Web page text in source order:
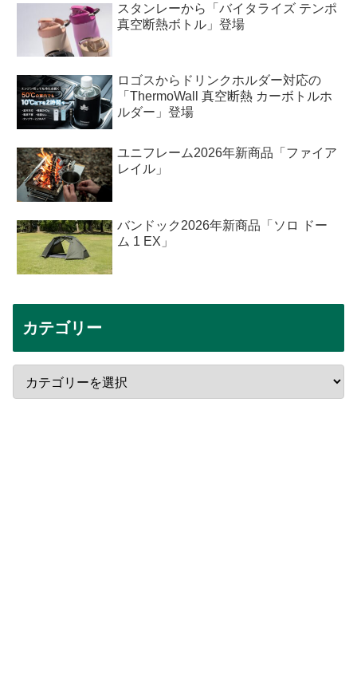
スタンレーから「バイタライズ テンポ
真空断熱ボトル」登場
ロゴスからドリンクホルダー対応の
「ThermoWall 真空断熱 カーボトルホ
ルダー」登場
ユニフレーム2026年新商品「ファイア
レイル」
バンドック2026年新商品「ソロ ドー
ム 1 EX」
カテゴリー